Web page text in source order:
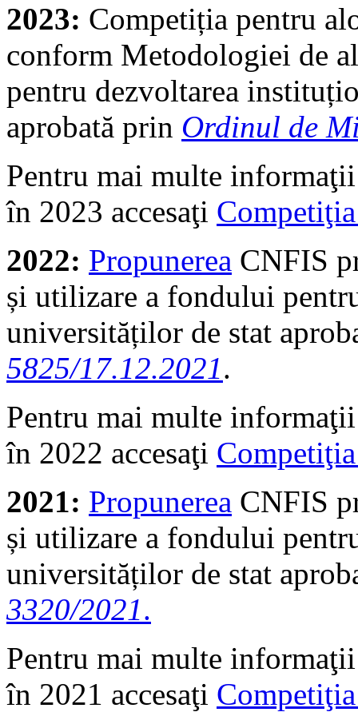
2023: Competiția pentru
conform Metodologiei de
pentru dezvoltarea
aprobată prin Ordinul de
Pentru mai multe
în 2023 accesaţi
2022: Propunerea CNFIS
și utilizare a fondului
universităților de stat
5825/17.12.2021.
Pentru mai multe
în 2022 accesaţi
2021: Propunerea CNFIS
și utilizare a fondului
universităților de stat
3320/2021.
Pentru mai multe
în 2021 accesaţi